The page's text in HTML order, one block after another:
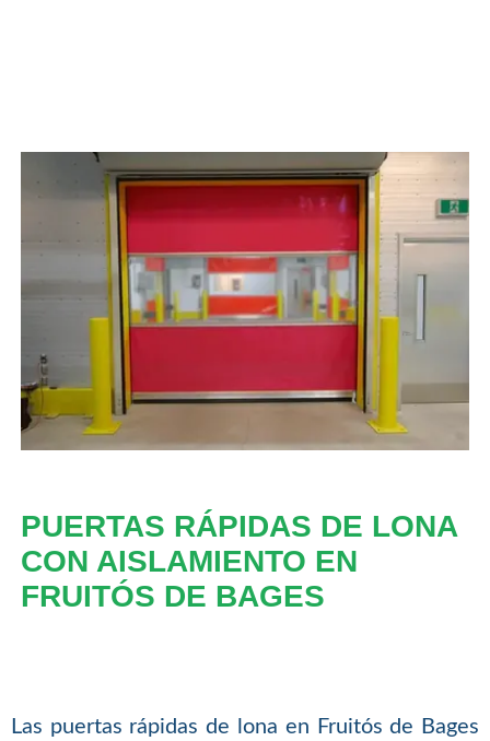
PUERTAS RÁPIDAS DE LONA
CON AISLAMIENTO EN
FRUITÓS DE BAGES
Las puertas rápidas de lona en Fruitós de Bages